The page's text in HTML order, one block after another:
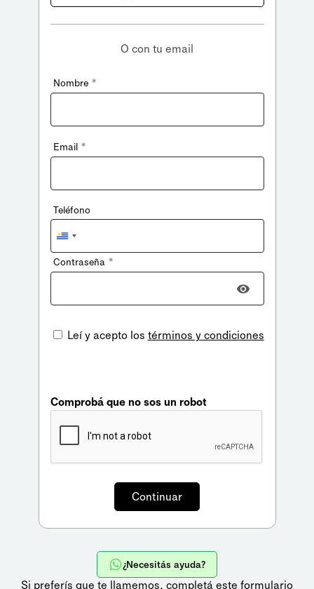
O con tu email
Nombre *
Email *
Teléfono
Uruguay
+598
Contraseña *
Leí y acepto los términos y condiciones
Comprobá que no sos un robot
¿Necesitás ayuda?
Si preferís que te llamemos, completá este formulario